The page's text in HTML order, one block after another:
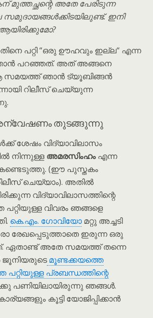
മുത്തച്ഛന്റെ അതേ പേരിടുന്ന
സമുദായങ്ങൾക്കിടയിലുണ്ട്. ഇനി
പറ്റി “ഒരു ഊഹവും ഇല്ല“ എന്ന
പറഞ്ഞത്. അത് അങ്ങനെ
സമയത്ത് ഞാൻ ട്യൂബിങ്ങൻ
റിലീസ് ചെയ്യുന്ന
തുടങ്ങുന്നു
ശേഷം വിദ്യാവിലാസം
നിന്നുള്ള അമരസിംഹംഎന്ന
(ഈ പുസ്തകം
ചെയ്യാം). അതിൽ
വിദ്യാവിലാസത്തിന്റെ
വിവരം ഞങ്ങളെ
കെ.എം. ഗോവിയോ മറ്റു അച്ചടി
രേഖപ്പെടുത്താതെ ഇരുന്ന ഒരു
അതേ സമയത്ത് തന്നെ
ജൂനിയരുടെമൂണ്ടക്കയത്തെ
പറ്റിയുള്ള പ്രബന്ധത്തിന്റെ
പണിയിലായിരുന്നു ഞങ്ങൾ.
കൂട്ടി യോജിപ്പിക്കാൻ